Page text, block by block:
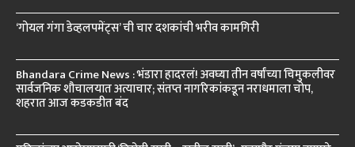
‘गोयल गंगा डेव्हलपमेंट्स’ ची चार दशकांची भरीव कामगिरी
Bhandara Crime News : भंडारा हादरलं! अवघ्या तीन वर्षांच्या चिमुकलीवर
सार्वजनिक शौचालयात अत्याचार; संतप्त नागरिकांकडून नराधमाला चोप,
शहरात आज कडकडीत बंद